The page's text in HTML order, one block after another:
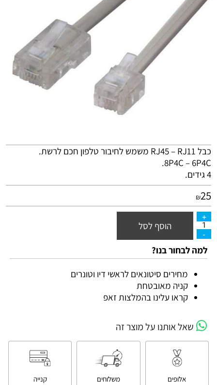
כבל RJ45 – RJ11 משמש לחיבור טלפון חכם לרשת.
8P4C – 6P4C.
4 גידים.
₪25
הוסף לסל
למה לבחור בנו?
מחירים סיטונאים לראשי דיו וטונרים
קניה מאובטחת
קראו עלינו בהמלצות זאפ
שאל אותנו על מוצר זה
אלופים
משלוחים
קנייה